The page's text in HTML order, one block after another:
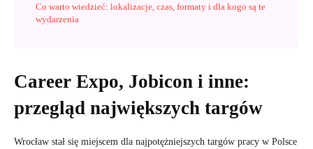
Co warto wiedzieć: lokalizacje, czas, formaty i dla kogo są te
wydarzenia
Career Expo, Jobicon i inne:
przegląd największych targów
Wrocław stał się miejscem dla najpotężniejszych targów pracy w Polsce